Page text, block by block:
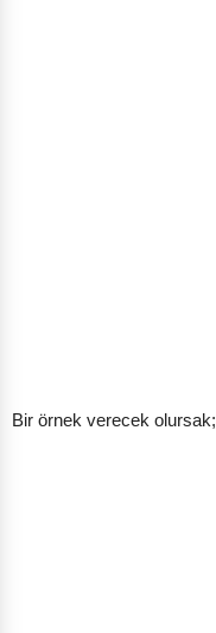
Bir örnek verecek olursak;